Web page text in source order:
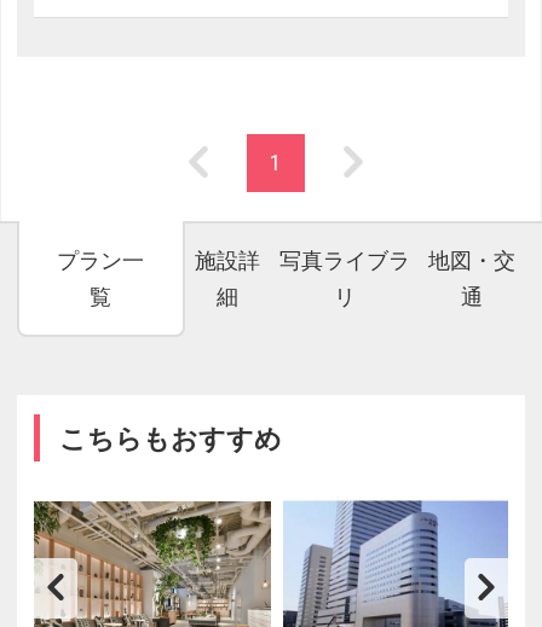
1
プラン一
覧
施設詳
細
写真ライブラ
リ
地図・交
通
こちらもおすすめ